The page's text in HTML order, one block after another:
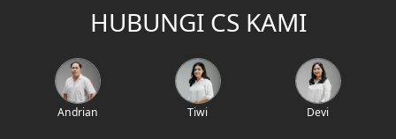
Desain Walk in Closet
HUBUNGI CS KAMI
Andrian Tiwi Devi